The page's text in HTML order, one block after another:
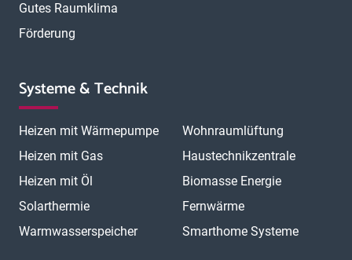
Gutes Raumklima
Förderung
Systeme & Technik
Heizen mit Wärmepumpe
Heizen mit Gas
Heizen mit Öl
Solarthermie
Warmwasserspeicher
Wohnraumlüftung
Haustechnikzentrale
Biomasse Energie
Fernwärme
Smarthome Systeme